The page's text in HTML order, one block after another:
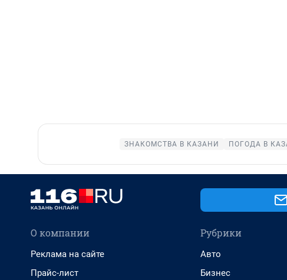
ЗНАКОМСТВА В КАЗАНИ ПОГОДА В
О компании
Реклама на сайте
Прайс-лист
Рубрики
Авто
Бизнес